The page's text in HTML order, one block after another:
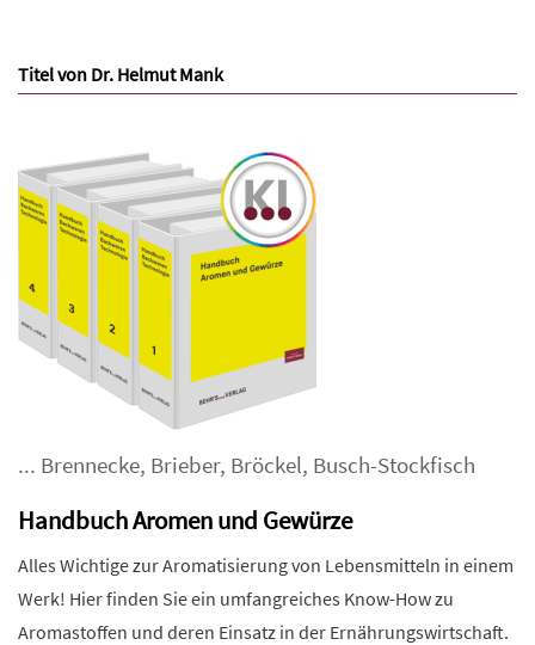
Titel von Dr. Helmut Mank
... Brennecke, Brieber, Bröckel, Busch-Stockfisch
Handbuch Aromen und Gewürze
Alles Wichtige zur Aromatisierung von Lebensmitteln in einem
Werk! Hier finden Sie ein umfangreiches Know-How zu
Aromastoffen und deren Einsatz in der Ernährungswirtschaft.